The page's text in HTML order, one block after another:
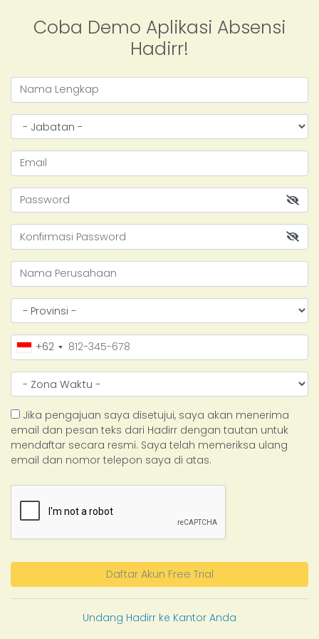
Coba Demo Aplikasi Absensi
Hadirr!
+62
Jika pengajuan saya disetujui, saya akan menerima
email dan pesan teks dari Hadirr dengan tautan untuk
mendaftar secara resmi. Saya telah memeriksa ulang
email dan nomor telepon saya di atas.
Daftar Akun Free Trial
Undang Hadirr ke Kantor Anda